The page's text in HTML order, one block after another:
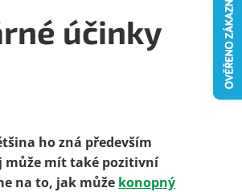
účinky
ho zná především
může mít také pozitivní
na to, jak může konopný